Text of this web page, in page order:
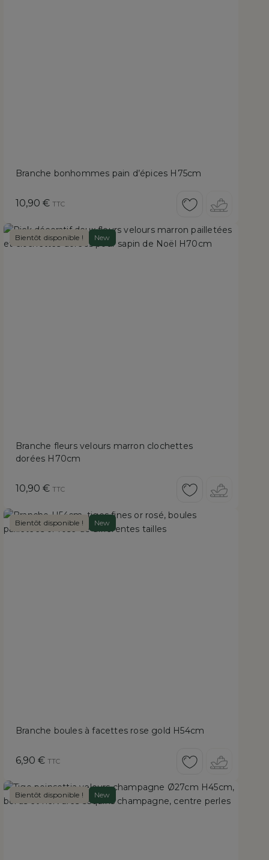
Branche bonhommes pain d’épices H75cm
Prix
10,90 € TTC
Bientôt disponible ! New
Branche fleurs velours marron clochettes
dorées H70cm
Prix
10,90 € TTC
Bientôt disponible ! New
Branche boules à facettes rose gold H54cm
Prix
6,90 € TTC
Bientôt disponible ! New